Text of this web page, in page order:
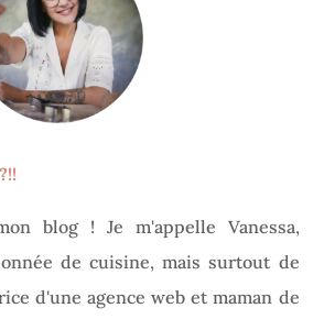
blog ! Je m'appelle Vanessa,
de cuisine, mais surtout de
d'une agence web et maman de